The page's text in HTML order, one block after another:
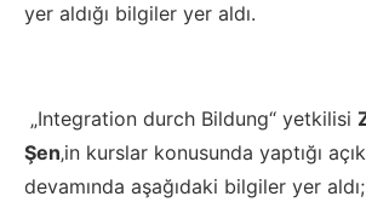
yer aldığı bilgiler yer aldı.
„Integration durch Bildung“ yetkilisi
Şen‚in kurslar konusunda yaptığı
devamında aşağıdaki bilgiler yer aldı;